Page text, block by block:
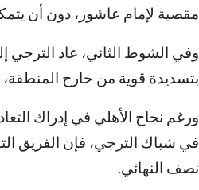
مقصية لإمام عاشور، دون أن
وفي الشوط الثاني، عاد الترجي
بتسديدة قوية من خارج
ورغم نجاح الأهلي في إدراك
في شباك الترجي، فإن الفريق
نصف النهائي.